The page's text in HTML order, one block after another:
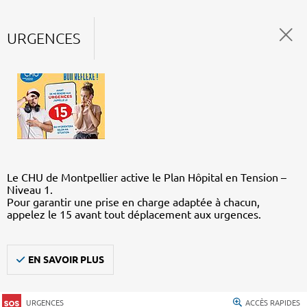
URGENCES
Le CHU de Montpellier active le Plan Hôpital en Tension –
Niveau 1.
Pour garantir une prise en charge adaptée à chacun,
appelez le 15 avant tout déplacement aux urgences.
EN SAVOIR PLUS
URGENCES ACCÈS RAPIDES